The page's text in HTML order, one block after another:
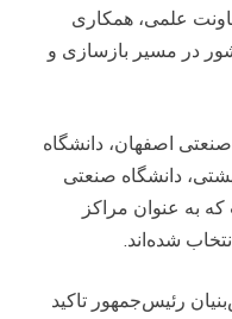
علمی، همکاری
در مسیر بازسازی و
اصفهان، دانشگاه
دانشگاه صنعتی
به عنوان مراکز
شده‌اند.
رئیس‌جمهور تاکید